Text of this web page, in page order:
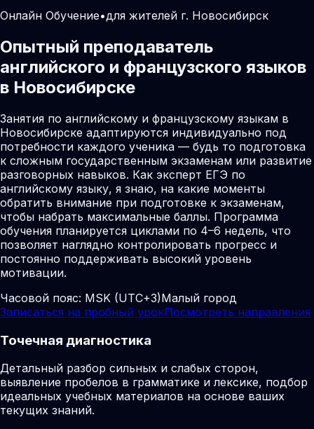
Онлайн Обучение•для жителей г. Новосибирск
Опытный преподаватель
английского и французского языков
в Новосибирске
Занятия по английскому и французскому языкам в
Новосибирске адаптируются индивидуально под
потребности каждого ученика — будь то подготовка
к сложным государственным экзаменам или развитие
разговорных навыков. Как эксперт ЕГЭ по
английскому языку, я знаю, на какие моменты
обратить внимание при подготовке к экзаменам,
чтобы набрать максимальные баллы. Программа
обучения планируется циклами по 4–6 недель, что
позволяет наглядно контролировать прогресс и
постоянно поддерживать высокий уровень
мотивации.
Часовой пояс: MSK (UTC+3)Малый город
Записаться на пробный урокПосмотреть направления
Точечная диагностика
Детальный разбор сильных и слабых сторон,
выявление пробелов в грамматике и лексике, подбор
идеальных учебных материалов на основе ваших
текущих знаний.